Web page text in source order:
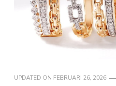
UPDATED ON FEBRUARI 26, 2026